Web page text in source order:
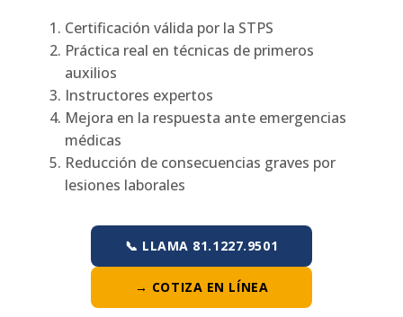
Certificación válida por la STPS
Práctica real en técnicas de primeros
auxilios
Instructores expertos
Mejora en la respuesta ante emergencias
médicas
Reducción de consecuencias graves por
lesiones laborales
📞 LLAMA 81.1227.9501
→ COTIZA EN LÍNEA